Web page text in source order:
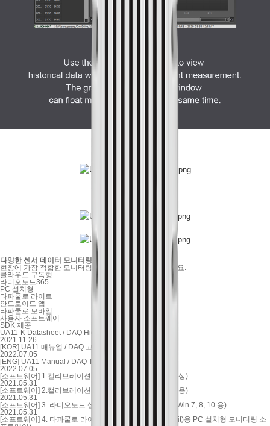
다양한 센서 데이터 모니터링
현장에 가장 적합한 모니터링 소프트웨어를 선택해 보세요.
클라우드 구독형
라디오노드365
PC 설치형
타파쿨로 라이트
안드로이드 앱
타파쿨로 모바일
사용자 소프트웨어
SDK 제공
UA11-K Datasheet / DAQ High-temperature sensor
2021.11.26
[KOR] UA11 매뉴얼 / DAQ 고온/저온 온도 센서
2022.07.05
[ENG] UA11 Manual / DAQ T/C temperature sensor
2022.07.05
[소프트웨어] 1.캘리브레이션 소프트웨어 V8.X (Win 7 이상)
2021.05.31
[소프트웨어] 2.캘리브레이션 소프트웨어 V8.X (Mac OS 용)
2021.05.31
[소프트웨어] 3. 라디오노드 설정 변경 터미널 프로그램 (Win 7, 8, 10 용)
2021.05.31
[소프트웨어] 4. 타파쿨로 라이트 (Windows 7, 8, 10(64Bit)용 PC 설치형 모니터링 소